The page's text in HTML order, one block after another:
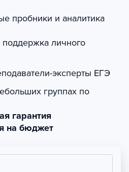
пробники и аналитика
поддержка личного
эксперты ЕГЭ
группах по
гарантия
на бюджет